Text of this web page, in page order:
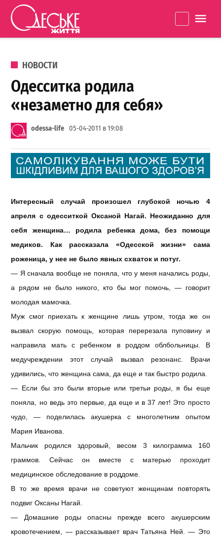
Перейти к содержанию
життя
ОПУБЛИКОВАНО В
НОВОСТИ
Одесситка родила
«незаметно для себя»
odessa-life 05-04-2011 в 19:08
Интересный случай произошел глубокой ночью 4
апреля с одесситкой Оксаной Нагай. Неожиданно для
себя женщина… родила ребенка дома, без помощи
медиков. Как рассказала «Одесской жизни» сама
роженица, у нее не было явных схваток и потуг.
— Я сначала вообще не поняла, что у меня начались роды,
а рядом не было никого, кто бы мог помочь, — говорит
молодая мамочка.
Муж смог приехать к женщине лишь утром, тогда же он
вызвал скорую помощь, которая перерезала пуповину и
направила мать с ребенком в роддом облбольницы. В
медучреждении этот случай вызвал резонанс. Врачи
удивились, что женщина сама, да еще и так быстро родила.
— Если бы это были вторые или третьи роды, я бы еще
поняла, но ведь это первые, да еще и в 37 лет! Это просто
чудо, — поделилась акушерка с многолетним опытом
Мария Иванова.
Мальчик родился здоровый, весом 3 килограмма 160
граммов. Сейчас он вместе с матерью проходит
медицинское обследование в роддоме.
В то же время врачи не советуют женщинам повторять
подвиг Оксаны Нагай.
— Домашние роды опасны прежде всего акушерским
кровотечением, — рассказывает врач Татьяна Ней. — Это